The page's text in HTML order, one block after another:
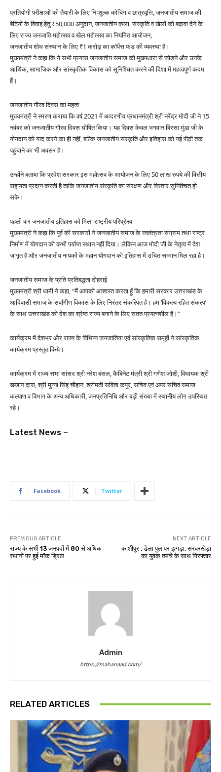
प्रतियोगी परीक्षाओं की तैयारी के लिए निःशुल्क कोचिंग व छात्रवृत्ति, जनजातीय समाज की
बेटियों के विवाह हेतु ₹50,000 अनुदान, जनजातीय कला, संस्कृति व खेलों को बढ़ावा देने के
लिए राज्य जनजाति महोत्सव व खेल महोत्सव का नियमित आयोजन,
जनजातीय शोध संस्थान के लिए ₹1 करोड़ का कॉर्पस फंड की व्यवस्था है।
मुख्यमंत्री ने कहा कि ये सभी प्रयास जनजातीय समाज को मुख्यधारा से जोड़ने और उनके
आर्थिक, सामाजिक और सांस्कृतिक विकास को सुनिश्चित करने की दिशा में महत्वपूर्ण कदम
हैं।
जनजातीय गौरव दिवस का महत्व
मुख्यमंत्री ने स्मरण कराया कि वर्ष 2021 में आदरणीय प्रधानमंत्री श्री नरेंद्र मोदी जी ने 15
नवंबर को जनजातीय गौरव दिवस घोषित किया। यह दिवस केवल भगवान बिरसा मुंडा जी के
योगदान को याद करने का ही नहीं, बल्कि जनजातीय संस्कृति और इतिहास को नई पीढ़ी तक
पहुंचाने का भी अवसर है।
उन्होंने बताया कि प्रदेश सरकार इस महोत्सव के आयोजन के लिए 50 लाख रुपये की वित्तीय
सहायता प्रदान करती है ताकि जनजातीय संस्कृति का संरक्षण और विस्तार सुनिश्चित हो
सके।
पहली बार जनजातीय इतिहास को मिला राष्ट्रीय परिप्रेक्ष्य
मुख्यमंत्री ने कहा कि पूर्व की सरकारों ने जनजातीय समाज के स्वतंत्रता संग्राम तथा राष्ट्र
निर्माण में योगदान को कभी पर्याप्त स्थान नहीं दिया। लेकिन आज मोदी जी के नेतृत्व में देश
जागृत है और जनजातीय नायकों के महान योगदान को इतिहास में उचित सम्मान मिल रहा है।
जनजातीय समाज के प्रति प्रतिबद्धता दोहराई
मुख्यमंत्री श्री धामी ने कहा, “मैं आपको आश्वस्त करता हूँ कि हमारी सरकार उत्तराखंड के
आदिवासी समाज के सर्वांगीण विकास के लिए निरंतर संकल्पित है। हम ‘विकल्प रहित संकल्प’
के साथ उत्तराखंड को देश का श्रेष्ठ राज्य बनाने के लिए सतत प्रयत्नशील हैं।”
कार्यक्रम में देशभर और राज्य के विभिन्न जनजातिया एवं सांस्कृतिक समूहों ने सांस्कृतिक
कार्यक्रम प्रस्तुत किये।
कार्यक्रम में राज्य सभा सांसद श्री नरेश बंसल, कैबिनेट मंत्री श्री गणेश जोशी, विधायक श्री
खजान दास, श्री मुन्ना सिंह चौहान, श्रीमती सविता कपूर, सचिव एवं अपर सचिव समाज
कल्याण व विभाग के अन्य अधिकारी, जनप्रतिनिधि और बड़ी संख्या में स्थानीय लोग उपस्थित
रहे।
Latest News –
Facebook Twitter
PREVIOUS ARTICLE
राज्य के सभी 13 जनपदों में 80 से अधिक
स्थानों पर हुई मॉक ड्रिल
NEXT ARTICLE
काशीपुर : ढेला पुल पर झगड़ा, सरवरखेड़ा
का युवक तमंचे के साथ गिरफ्तार
Admin
https://mahanaad.com/
RELATED ARTICLES